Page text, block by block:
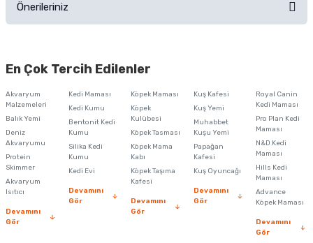
Önerileriniz
iletebilirsiniz.
Ürün resmi kalitesiz, bozuk veya görüntülenemiyor.
Ürün açıklamasında eksik bilgiler bulunuyor.
Ürün bilgilerinde hatalar bulunuyor.
Ürün fiyatı diğer sitelerden daha pahalı.
Bu ürüne benzer farklı alternatifler olmalı.
En Çok Tercih Edilenler
Akvaryum
Malzemeleri
Balık Yemi
Deniz
Akvaryumu
Protein
Skimmer
Akvaryum
Isıtıcı
Devamını
Gör
Kedi Maması
Kedi Kumu
Bentonit Kedi
Kumu
Silika Kedi
Kumu
Kedi Evi
Devamını
Gör
Köpek Maması
Köpek
Kulübesi
Köpek Tasması
Köpek Mama
Kabı
Köpek Taşıma
Kafesi
Devamını
Gör
Kuş Kafesi
Kuş Yemi
Muhabbet
Kuşu Yemi
Papağan
Kafesi
Kuş Oyuncağı
Devamını
Gör
Royal Canin
Kedi Maması
Pro Plan Kedi
Maması
N&D Kedi
Maması
Hills Kedi
Maması
Advance
Köpek Maması
Devamını
Gör